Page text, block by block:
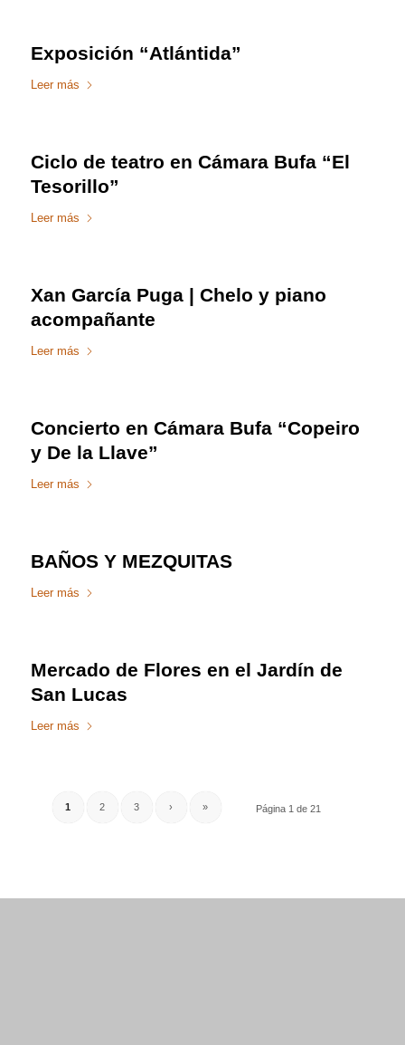
Exposición “Atlántida”
Leer más
Ciclo de teatro en Cámara Bufa “El
Tesorillo”
Leer más
Xan García Puga | Chelo y piano
acompañante
Leer más
Concierto en Cámara Bufa “Copeiro
y De la Llave”
Leer más
BAÑOS Y MEZQUITAS
Leer más
Mercado de Flores en el Jardín de
San Lucas
Leer más
Página 1 de 21
1 2 3 › »